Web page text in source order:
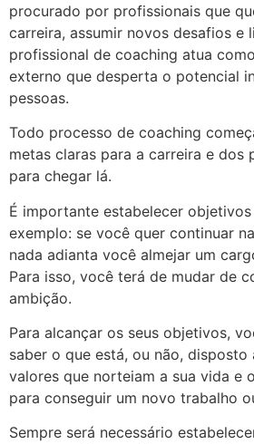
procurado por profissionais que
carreira, assumir novos desafios e
profissional de coaching atua
externo que desperta o potencial
pessoas.
Todo processo de coaching
metas claras para a carreira e dos
para chegar lá.
É importante estabelecer
exemplo: se você quer continuar
nada adianta você almejar um
Para isso, você terá de mudar de
ambição.
Para alcançar os seus objetivos,
saber o que está, ou não, disposto
valores que norteiam a sua vida e
para conseguir um novo trabalho
Sempre será necessário